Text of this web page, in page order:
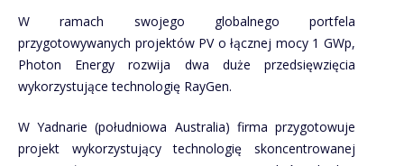
W ramach swojego globalnego portfela
przygotowywanych projektów PV o łącznej mocy 1 GWp,
Photon Energy rozwija dwa duże przedsięwzięcia
wykorzystujące technologię RayGen.
W Yadnarie (południowa Australia) firma przygotowuje
projekt wykorzystujący technologię skoncentrowanej